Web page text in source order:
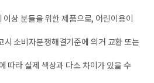
상 분들을 위한 제품으로, 어린이용이
시 소비자분쟁해결기준에 의거 교환 또는
따라 실제 색상과 다소 차이가 있을 수